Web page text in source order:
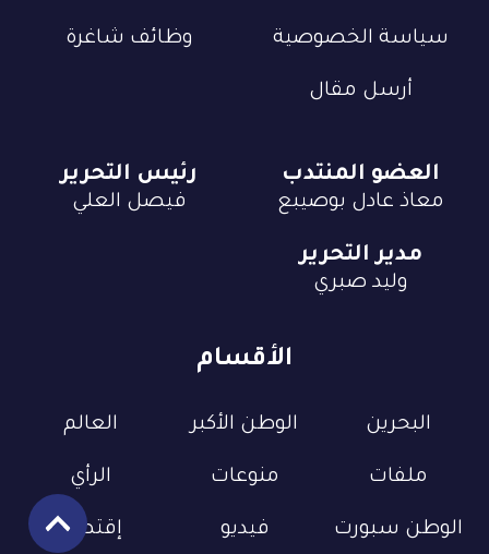
سياسة الخصوصية وظائف شاغرة
أرسل مقال
الأقسام
البحرين الوطن الأكبر العالم
ملفات منوعات الرأي
الوطن سبورت فيديو إقتصاد
العضو المنتدب
معاذ عادل بوصيبع
رئيس التحرير
فيصل العلي
مدير التحرير
وليد صبري